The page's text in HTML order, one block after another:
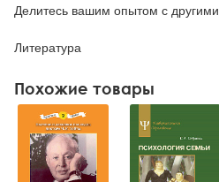
Делитесь вашим опытом с другими
Литература
Похожие товары